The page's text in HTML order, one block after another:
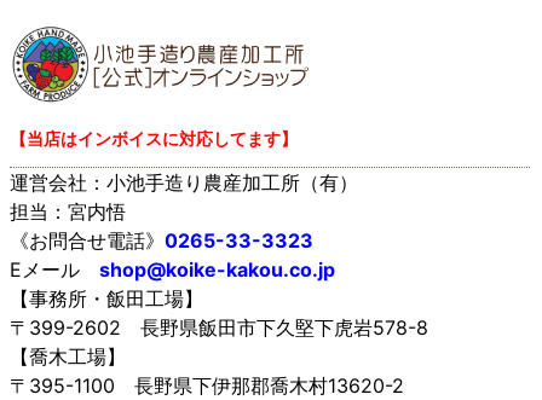
【当店はインボイスに対応してます】
運営会社：小池手造り農産加工所（有）
担当：宮内悟
《お問合せ電話》 0265-33-3323
Eメール shop@koike-kakou.co.jp
【事務所・飯田工場】
〒399-2602 長野県飯田市下久堅下虎岩578-8
【喬木工場】
〒395-1100 長野県下伊那郡喬木村13620-2